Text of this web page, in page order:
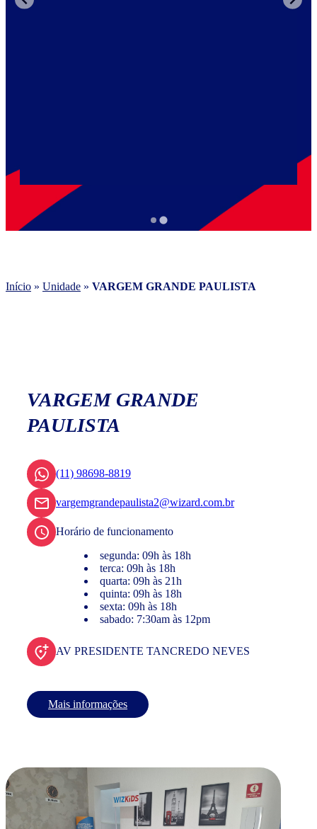
Início » Unidade » VARGEM GRANDE PAULISTA
VARGEM GRANDE
PAULISTA
(11) 98698-8819
vargemgrandepaulista2@wizard.com.br
Horário de funcionamento
segunda: 09h às 18h
terca: 09h às 18h
quarta: 09h às 21h
quinta: 09h às 18h
sexta: 09h às 18h
sabado: 7:30am às 12pm
AV PRESIDENTE TANCREDO NEVES
Mais informações